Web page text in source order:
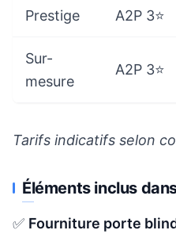
Prestige A2P 3⭐
Sur-
mesure
A2P 3⭐
Tarifs indicatifs selon
Éléments inclus
✅ Fourniture porte